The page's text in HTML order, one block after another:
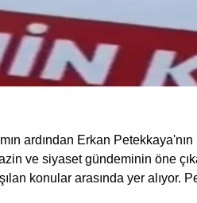
ardından Erkan
ve siyaset gündeminin öne
konular arasında yer alıyor.